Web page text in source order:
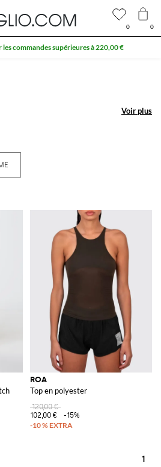
Voir plus
Voir plus
ROA
Top en polyester
120,00 €
102,00 €
-15%
1
0 0
commandes supérieures à 220,00 €